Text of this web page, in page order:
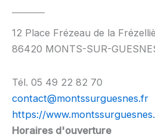
12 Place Frézeau de la
86420 MONTS-SUR-
Tél. 05 49 22 82 70
contact@montssurguesnes.fr
https://
Horaires d'ouverture